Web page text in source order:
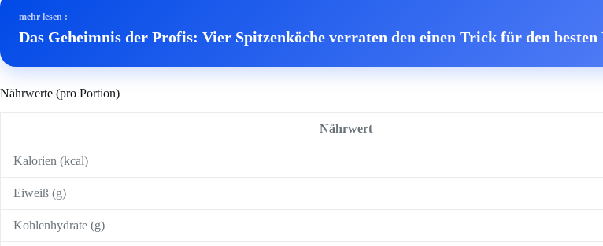
mehr lesen :
Das Geheimnis der Profis: Vier Spitzenköche verraten den einen Trick für den besten
Nährwerte (pro Portion)
Nährwert
Kalorien (kcal)
Eiweiß (g)
Kohlenhydrate (g)